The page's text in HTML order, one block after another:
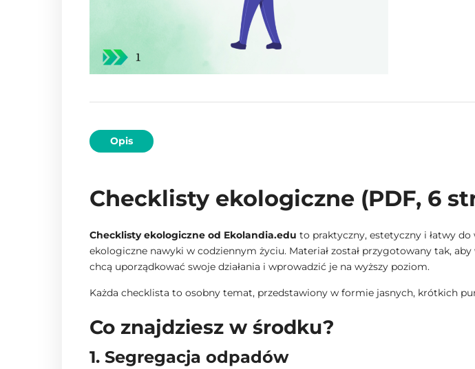
Opis
Checklisty ekologiczne (PDF, 6
Checklisty ekologiczne od Ekolandia.edu to praktyczny, estetyczny i łatwy
ekologiczne nawyki w codziennym życiu. Materiał został przygotowany tak,
chcą uporządkować swoje działania i wprowadzić je na wyższy poziom.
Każda checklista to osobny temat, przedstawiony w formie jasnych, krótkich
Co znajdziesz w środku?
1. Segregacja odpadów